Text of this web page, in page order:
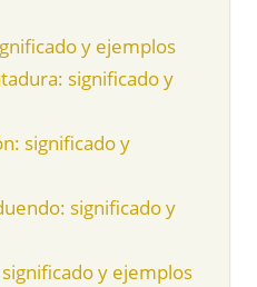
y ejemplos
significado y
significado y
significado y
y ejemplos